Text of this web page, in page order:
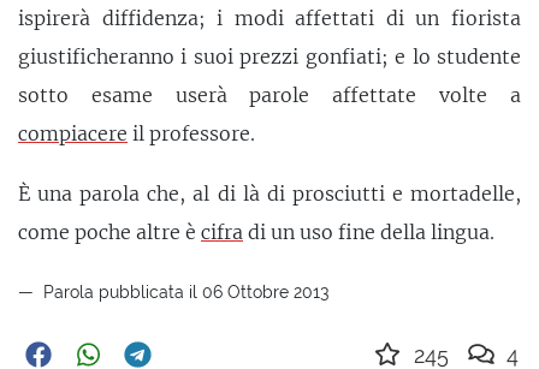
ispirerà diffidenza; i modi affettati di un fiorista
giustificheranno i suoi prezzi gonfiati; e lo studente
sotto esame userà parole affettate volte a
compiacere il professore.
È una parola che, al di là di prosciutti e mortadelle,
come poche altre è cifra di un uso fine della lingua.
Parola pubblicata il 06 Ottobre 2013
245 4